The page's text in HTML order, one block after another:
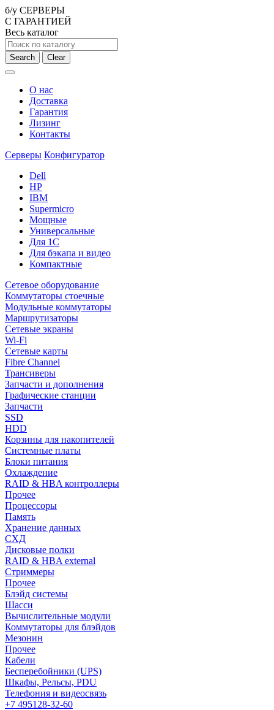
б/у СЕРВЕРЫ
С ГАРАНТИЕЙ
Весь каталог
Search Clear
О нас
Доставка
Гарантия
Лизинг
Контакты
Серверы Конфигуратор
Dell
HP
IBM
Supermicro
Мощные
Универсальные
Для 1С
Для бэкапа и видео
Компактные
Сетевое оборудование
Коммутаторы стоечные
Модульные коммутаторы
Маршрутизаторы
Сетевые экраны
Wi-Fi
Сетевые карты
Fibre Channel
Трансиверы
Запчасти и дополнения
Графические станции
Запчасти
SSD
HDD
Корзины для накопителей
Системные платы
Блоки питания
Охлаждение
RAID & HBA контроллеры
Прочее
Процессоры
Память
Хранение данных
СХД
Дисковые полки
RAID & HBA external
Стриммеры
Прочее
Блэйд системы
Шасси
Вычислительные модули
Коммутаторы для блэйдов
Мезонин
Прочее
Кабели
Бесперебойники (UPS)
Шкафы, Рельсы, PDU
Телефония и видеосвязь
+7 495128-32-60